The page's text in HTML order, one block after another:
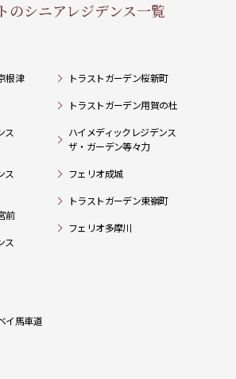
のシニアレジデンス一覧
根津
ス
ス
前
ス
トラストガーデン桜新町
トラストガーデン用賀の杜
ハイメディックレジデンス
ザ・ガーデン等々力
フェリオ成城
トラストガーデン東嶺町
フェリオ多摩川
イ馬車道